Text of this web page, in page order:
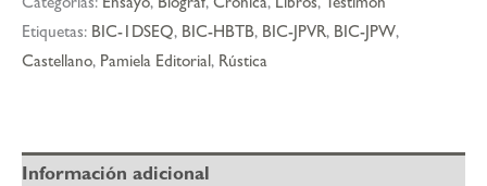
política
en
cantidad
Categorías: Ensayo, Biograf, Cronica, Libros, Testimon
Etiquetas: BIC-1DSEQ, BIC-HBTB, BIC-JPVR, BIC-JPW,
Castellano, Pamiela Editorial, Rústica
Información adicional